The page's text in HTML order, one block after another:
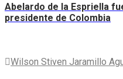
Abelardo de la Espriella
presidente de Colombia
Wilson Stiven Jaramillo